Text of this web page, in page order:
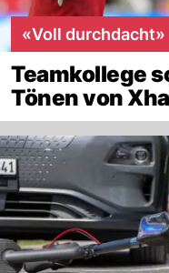
«Voll durchdacht»
Teamkollege
Tönen von